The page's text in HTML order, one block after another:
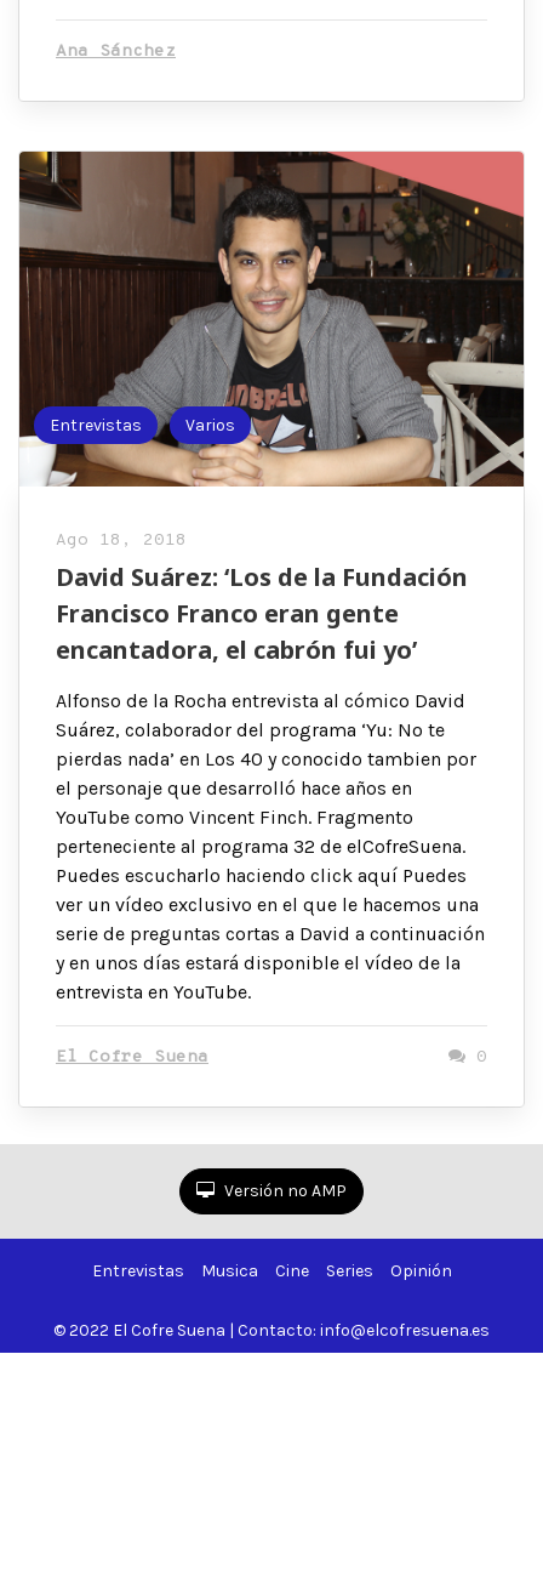
Ana Sánchez
Entrevistas Varios
Ago 18, 2018
David Suárez: ‘Los de la Fundación
Francisco Franco eran gente
encantadora, el cabrón fui yo’
Alfonso de la Rocha entrevista al cómico David
Suárez, colaborador del programa ‘Yu: No te
pierdas nada’ en Los 40 y conocido tambien por
el personaje que desarrolló hace años en
YouTube como Vincent Finch. Fragmento
perteneciente al programa 32 de elCofreSuena.
Puedes escucharlo haciendo click aquí Puedes
ver un vídeo exclusivo en el que le hacemos una
serie de preguntas cortas a David a continuación
y en unos días estará disponible el vídeo de la
entrevista en YouTube.
El Cofre Suena 0
Versión no AMP
Entrevistas Musica Cine Series Opinión
© 2022 El Cofre Suena | Contacto: info@elcofresuena.es